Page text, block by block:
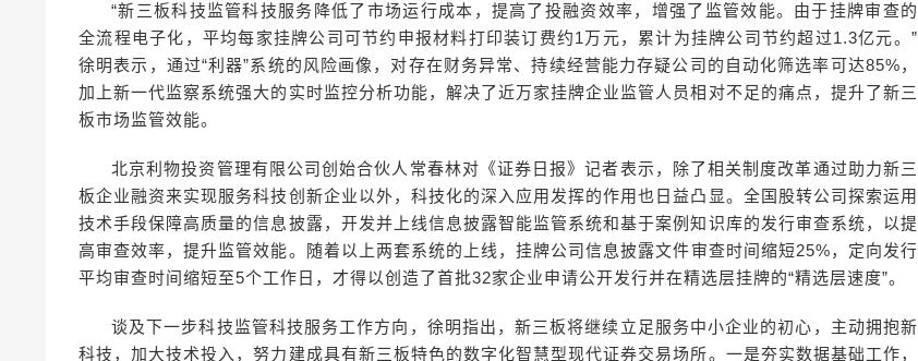
“新三板科技监管科技服务降低了市场运行成本，提高了投融资效率，增强了监管效能。由于挂牌审查的
全流程电子化，平均每家挂牌公司可节约申报材料打印装订费约1万元，累计为挂牌公司节约超过1.3亿元。”
徐明表示，通过“利器”系统的风险画像，对存在财务异常、持续经营能力存疑公司的自动化筛选率可达85%，
加上新一代监察系统强大的实时监控分析功能，解决了近万家挂牌企业监管人员相对不足的痛点，提升了新三
板市场监管效能。
北京利物投资管理有限公司创始合伙人常春林对《证券日报》记者表示，除了相关制度改革通过助力新三
板企业融资来实现服务科技创新企业以外，科技化的深入应用发挥的作用也日益凸显。全国股转公司探索运用
技术手段保障高质量的信息披露，开发并上线信息披露智能监管系统和基于案例知识库的发行审查系统，以提
高审查效率，提升监管效能。随着以上两套系统的上线，挂牌公司信息披露文件审查时间缩短25%，定向发行
平均审查时间缩短至5个工作日，才得以创造了首批32家企业申请公开发行并在精选层挂牌的“精选层速度”。
谈及下一步科技监管科技服务工作方向，徐明指出，新三板将继续立足服务中小企业的初心，主动拥抱新
科技，加大技术投入，努力建成具有新三板特色的数字化智慧型现代证券交易场所。一是夯实数据基础工作，